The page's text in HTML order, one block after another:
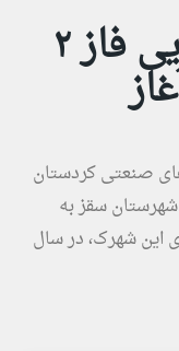
امسال عملیات اجرایی فاز ۲
صنعتی کردستان
صنعتی شهرستان سقز به
این شهرک، در سال